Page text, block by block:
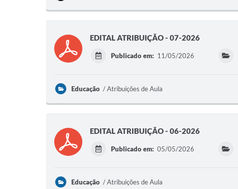
EDITAL ATRIBUIÇÃO - 07-2026
Publicado em: 11/05/2026
Educação Atribuições de Aula
EDITAL ATRIBUIÇÃO - 06-2026
Publicado em: 05/05/2026
Educação Atribuições de Aula